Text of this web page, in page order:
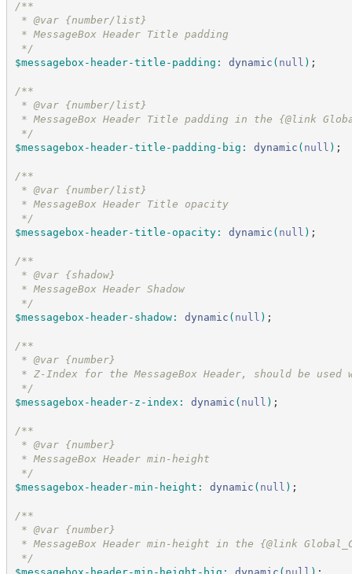
/**
* @var {number/list}
* MessageBox Header Title padding
*/
$messagebox-header-title-padding : dynamic ( null ) ;
/**
* @var {number/list}
* MessageBox Header Title padding in the {@link
*/
$messagebox-header-title-padding-big : dynamic ( null ) ;
/**
* @var {number/list}
* MessageBox Header Title opacity
*/
$messagebox-header-title-opacity: dynamic ( null ) ;
/**
* @var {shadow}
* MessageBox Header Shadow
*/
$messagebox-header-shadow: dynamic ( null ) ;
/**
* @var {number}
* Z-Index for the MessageBox Header, should be
*/
$messagebox-header-z-index : dynamic ( null ) ;
/**
* @var {number}
* MessageBox Header min-height
*/
$messagebox-header-min-height : dynamic ( null ) ;
/**
* @var {number}
* MessageBox Header min-height in the {@link
*/
$messagebox-header-min-height-big : dynamic ( null ) ;